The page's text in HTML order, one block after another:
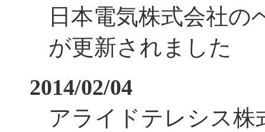
日本電気株式会社の
が更新されました
2014/02/04
アライドテレシス株